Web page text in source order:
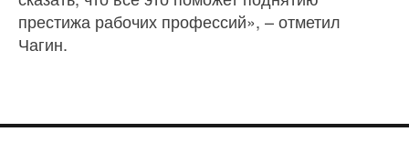
престижа рабочих профессий», – отметил
Чагин.